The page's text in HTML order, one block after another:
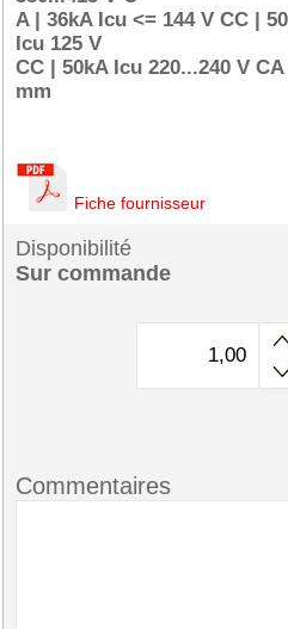
A | 36kA Icu <= 144 V CC |
Icu 125 V
CC | 50kA Icu 220...240 V
mm
Fiche fournisseur
Disponibilité
Sur commande
Commentaires